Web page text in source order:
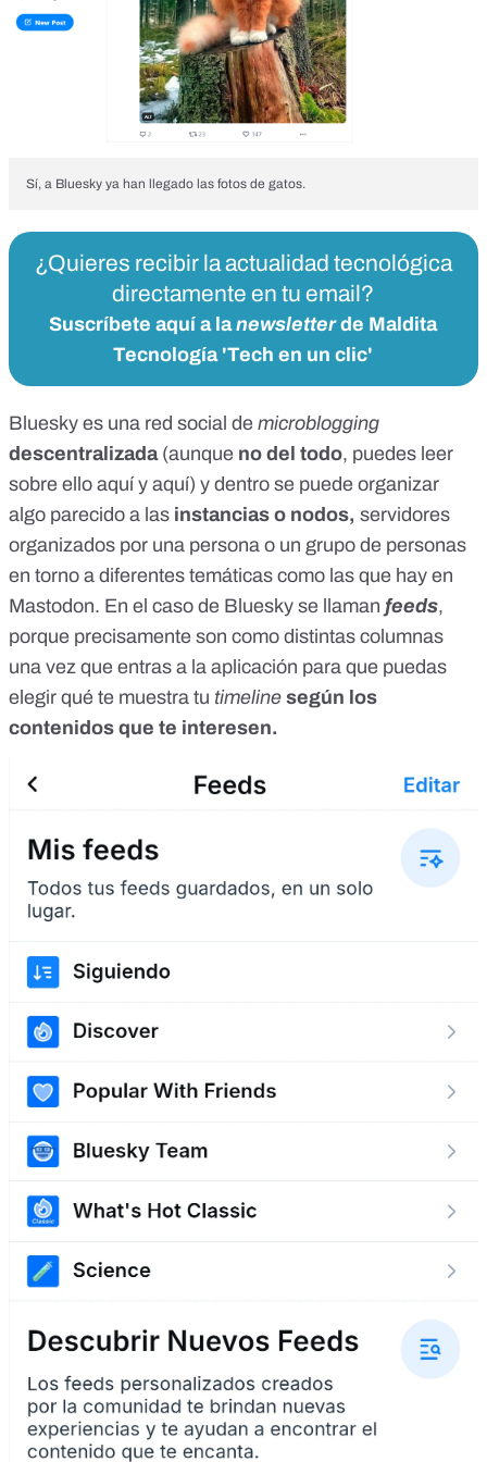
Sí, a Bluesky ya han llegado las fotos de gatos.
¿Quieres recibir la actualidad tecnológica
directamente en tu email?
Suscríbete aquí a lanewsletterde Maldita
Tecnología 'Tech en un clic'
Bluesky es una red social de microblogging
descentralizada (aunque no del todo, puedes leer
sobre ello aquíy aquí) y dentro se puede organizar
algo parecido a las instancias o nodos, servidores
organizados por una persona o un grupo de personas
en torno a diferentes temáticas como las que hay en
Mastodon. En el caso de Bluesky se llaman feeds,
porque precisamente son como distintas columnas
una vez que entras a la aplicación para que puedas
elegir qué te muestra tu timeline según los
contenidos que te interesen.